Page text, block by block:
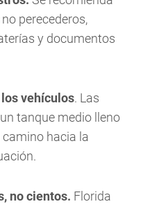
perecederos,
y documentos
vehículos. Las
tanque medio lleno
hacia la
no cientos. Florida